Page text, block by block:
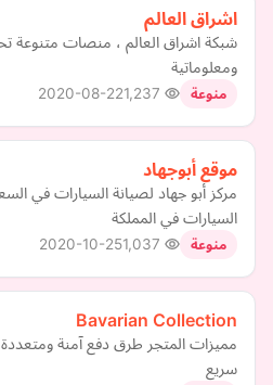
اشراق العالم
شبكة اشراق العالم ، منصات متنوعة
ومعلوماتية
منوعة 2020-08-22
موقع أبوجهاد
مركز أبو جهاد لصيانة السيارات في
السيارات في المملكة
منوعة 2020-10-25
Bavarian Collection
مميزات المتجر طرق دفع آمنة
سريع